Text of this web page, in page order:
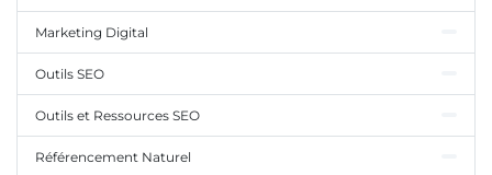
Marketing Digital
Outils SEO
Outils et Ressources SEO
Référencement Naturel